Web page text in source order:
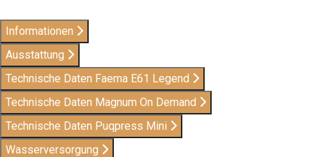
Informationen
Ausstattung
Technische Daten Faema E61 Legend
Technische Daten Magnum On Demand
Technische Daten Puqpress Mini
Wasserversorgung